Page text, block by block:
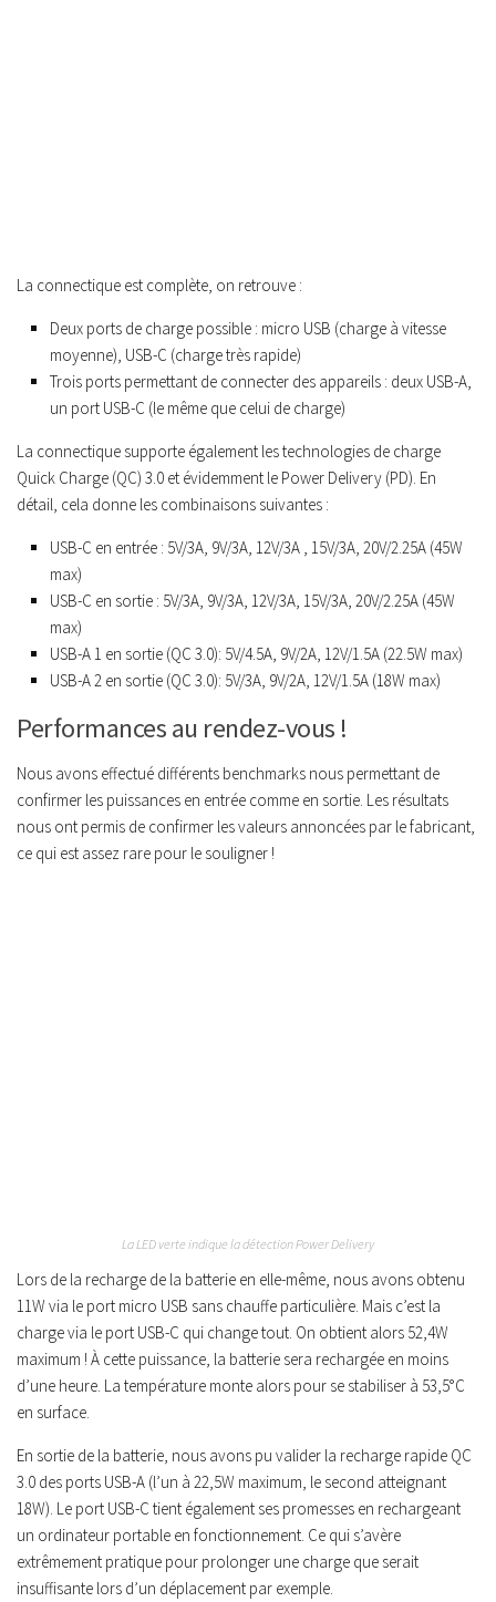
La connectique est complète, on retrouve :
Deux ports de charge possible : micro USB (charge à vitesse
moyenne), USB-C (charge très rapide)
Trois ports permettant de connecter des appareils : deux USB-A,
un port USB-C (le même que celui de charge)
La connectique supporte également les technologies de charge
Quick Charge (QC) 3.0 et évidemment le Power Delivery (PD). En
détail, cela donne les combinaisons suivantes :
USB-C en entrée : 5V/3A, 9V/3A, 12V/3A , 15V/3A, 20V/2.25A (45W
max)
USB-C en sortie : 5V/3A, 9V/3A, 12V/3A, 15V/3A, 20V/2.25A (45W
max)
USB-A 1 en sortie (QC 3.0): 5V/4.5A, 9V/2A, 12V/1.5A (22.5W max)
USB-A 2 en sortie (QC 3.0): 5V/3A, 9V/2A, 12V/1.5A (18W max)
Performances au rendez-vous !
Nous avons effectué différents benchmarks nous permettant de
confirmer les puissances en entrée comme en sortie. Les résultats
nous ont permis de confirmer les valeurs annoncées par le fabricant,
ce qui est assez rare pour le souligner !
La LED verte indique la détection Power Delivery
Lors de la recharge de la batterie en elle-même, nous avons obtenu
11W via le port micro USB sans chauffe particulière. Mais c’est la
charge via le port USB-C qui change tout. On obtient alors 52,4W
maximum ! À cette puissance, la batterie sera rechargée en moins
d’une heure. La température monte alors pour se stabiliser à 53,5°C
en surface.
En sortie de la batterie, nous avons pu valider la recharge rapide QC
3.0 des ports USB-A (l’un à 22,5W maximum, le second atteignant
18W). Le port USB-C tient également ses promesses en rechargeant
un ordinateur portable en fonctionnement. Ce qui s’avère
extrêmement pratique pour prolonger une charge que serait
insuffisante lors d’un déplacement par exemple.